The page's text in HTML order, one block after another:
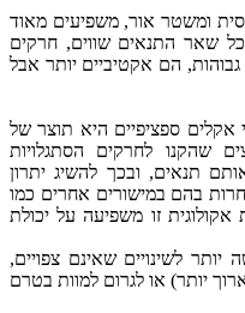
ומשטר אור, משפיעים מאוד
שאר התנאים שווים, חרקים
הם אקטיביים יותר אבל
ספציפיים היא תוצר של
שהקנו לחרקים הסתגלויות
תנאים, ובכך להשיג יתרון
בהם במישורים אחרים כמו
זו משפיעה על יכולת
לשינויים שאינם צפויים,
יותר) או לגרום למוות בטרם